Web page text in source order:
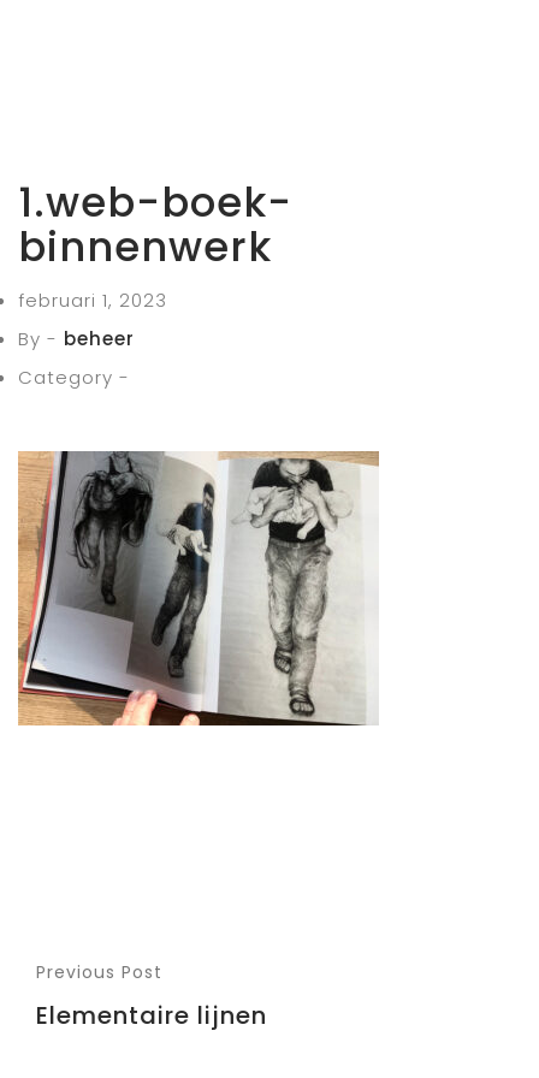
1.web-boek-
binnenwerk
februari 1, 2023
By - beheer
Category -
Previous Post
Elementaire lijnen